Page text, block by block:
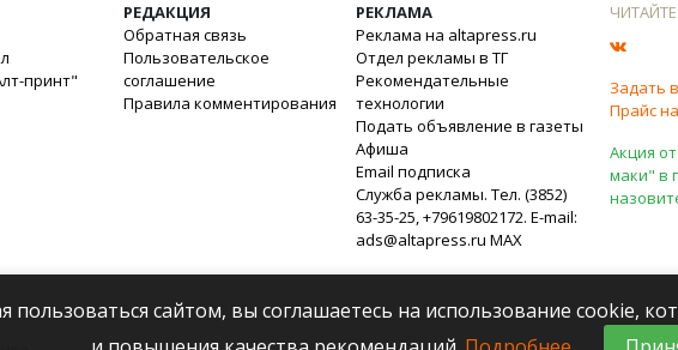
принт"
РЕДАКЦИЯ
Обратная связь
Пользовательское
соглашение
Правила комментирования
РЕКЛАМА
Реклама на altapress.ru
Отдел рекламы в ТГ
Рекомендательные
технологии
Подать объявление в газеты
Афиша
Email подписка
Служба рекламы. Тел. (3852)
63-35-25, +79619802172. E-mail:
ads@altapress.ru MAX
Задать
Прайс
Акция
маки" в
пользоваться сайтом, вы соглашаетесь на использование cookie,